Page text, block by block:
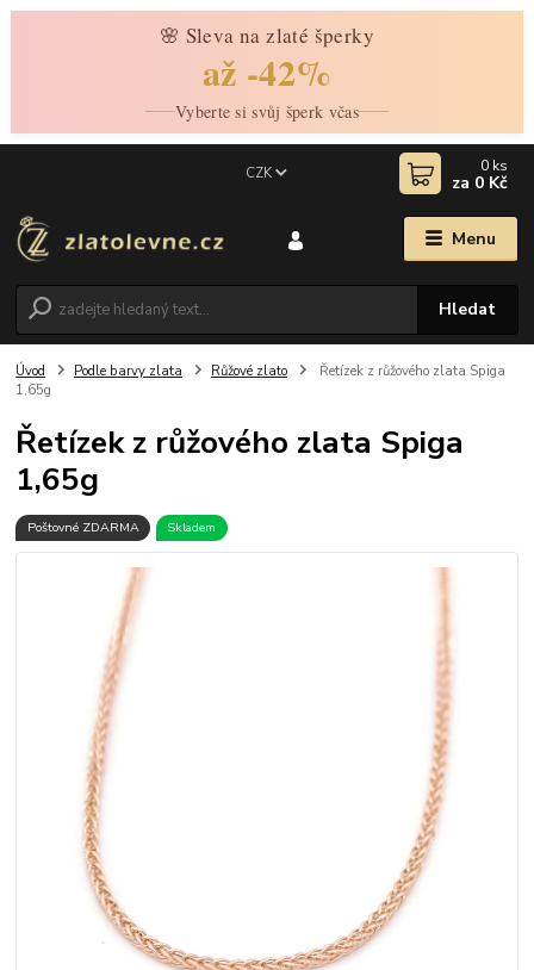
🌸 Sleva na zlaté šperky
až -42%
Vyberte si svůj šperk včas
Menu
CZK
Hledat
0 ks
za 0 Kč
Úvod Podle barvy zlata Růžové zlato
Řetízek z růžového zlata Spiga
1,65g
Řetízek z růžového zlata Spiga
1,65g
Poštovné ZDARMA Skladem